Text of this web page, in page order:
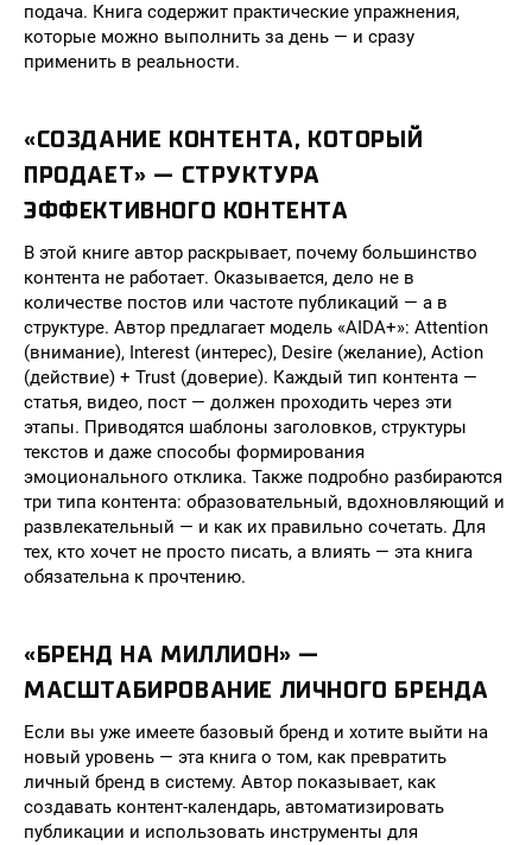
подача. Книга содержит практические упражнения,
которые можно выполнить за день — и сразу
применить в реальности.
«СОЗДАНИЕ КОНТЕНТА, КОТОРЫЙ
ПРОДАЕТ» — СТРУКТУРА
ЭФФЕКТИВНОГО КОНТЕНТА
В этой книге автор раскрывает, почему большинство
контента не работает. Оказывается, дело не в
количестве постов или частоте публикаций — а в
структуре. Автор предлагает модель «AIDA+»: Attention
(внимание), Interest (интерес), Desire (желание), Action
(действие) + Trust (доверие). Каждый тип контента —
статья, видео, пост — должен проходить через эти
этапы. Приводятся шаблоны заголовков, структуры
текстов и даже способы формирования
эмоционального отклика. Также подробно разбираются
три типа контента: образовательный, вдохновляющий и
развлекательный — и как их правильно сочетать. Для
тех, кто хочет не просто писать, а влиять — эта книга
обязательна к прочтению.
«БРЕНД НА МИЛЛИОН» —
МАСШТАБИРОВАНИЕ ЛИЧНОГО БРЕНДА
Если вы уже имеете базовый бренд и хотите выйти на
новый уровень — эта книга о том, как превратить
личный бренд в систему. Автор показывает, как
создавать контент-календарь, автоматизировать
публикации и использовать инструменты для